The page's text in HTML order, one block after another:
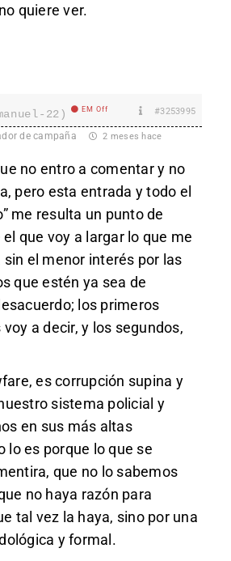
quiere ver.
22) EM Off #3253995
de campaña 2 meses hace
no entro a comentar y no
pero esta entrada y todo el
me resulta un punto de
que voy a largar lo que me
sin el menor interés por las
que estén ya sea de
los primeros
a decir, y los segundos,
es corrupción supina y
sistema policial y
en sus más altas
lo es porque lo que se
que no lo sabemos
no haya razón para
tal vez la haya, sino por una
y formal.